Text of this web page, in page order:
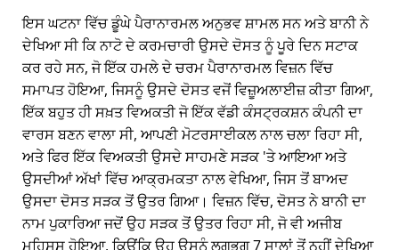
ਇਸ ਘਟਨਾ ਵਿੱਚ ਡੂੰਘੇ ਪੈਰਾਨਾਰਮਲ ਅਨੁਭਵ ਸ਼ਾਮਲ ਸਨ ਅਤੇ ਬਾਨੀ ਨੇ
ਦੇਖਿਆ ਸੀ ਕਿ ਨਾਟੋ ਦੇ ਕਰਮਚਾਰੀ ਉਸਦੇ ਦੋਸਤ ਨੂੰ ਪੂਰੇ ਦਿਨ ਸਟਾਕ
ਕਰ ਰਹੇ ਸਨ, ਜੋ ਇੱਕ ਹਮਲੇ ਦੇ ਚਰਮ ਪੈਰਾਨਾਰਮਲ ਵਿਜ਼ਨ ਵਿੱਚ
ਸਮਾਪਤ ਹੋਇਆ, ਜਿਸਨੂੰ ਉਸਦੇ ਦੋਸਤ ਵਜੋਂ ਵਿਜ਼ੂਅਲਾਈਜ਼ ਕੀਤਾ ਗਿਆ,
ਇੱਕ ਬਹੁਤ ਹੀ ਸਖ਼ਤ ਵਿਅਕਤੀ ਜੋ ਇੱਕ ਵੱਡੀ ਕੰਸਟ੍ਰਕਸ਼ਨ ਕੰਪਨੀ ਦਾ
ਵਾਰਸ ਬਣਨ ਵਾਲਾ ਸੀ, ਆਪਣੀ ਮੋਟਰਸਾਈਕਲ ਨਾਲ ਚਲਾ ਰਿਹਾ ਸੀ,
ਅਤੇ ਫਿਰ ਇੱਕ ਵਿਅਕਤੀ ਉਸਦੇ ਸਾਹਮਣੇ ਸੜਕ 'ਤੇ ਆਇਆ ਅਤੇ
ਉਸਦੀਆਂ ਅੱਖਾਂ ਵਿੱਚ ਆਕ੍ਰਮਕਤਾ ਨਾਲ ਵੇਖਿਆ, ਜਿਸ ਤੋਂ ਬਾਅਦ
ਉਸਦਾ ਦੋਸਤ ਸੜਕ ਤੋਂ ਉਤਰ ਗਿਆ। ਵਿਜ਼ਨ ਵਿੱਚ, ਦੋਸਤ ਨੇ ਬਾਨੀ ਦਾ
ਨਾਮ ਪੁਕਾਰਿਆ ਜਦੋਂ ਉਹ ਸੜਕ ਤੋਂ ਉਤਰ ਰਿਹਾ ਸੀ, ਜੋ ਵੀ ਅਜੀਬ
ਮਹਿਸੂਸ ਹੋਇਆ, ਕਿਉਂਕਿ ਉਹ ਉਸਨੂੰ ਲਗਭਗ 7 ਸਾਲਾਂ ਤੋਂ ਨਹੀਂ ਦੇਖਿਆ